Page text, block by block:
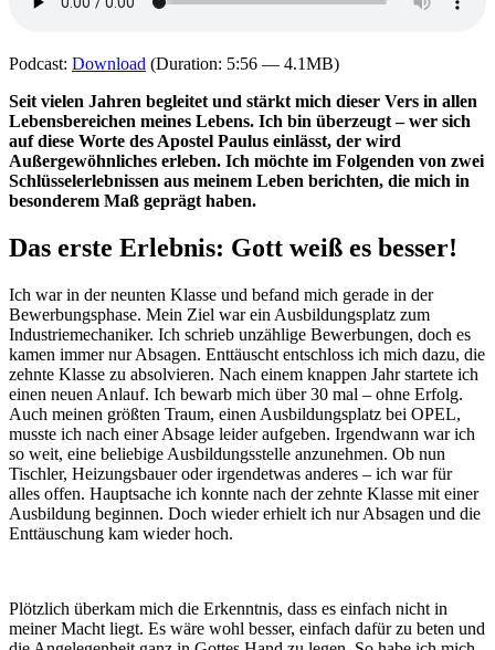
Podcast: Download (Duration: 5:56 — 4.1MB)
Seit vielen Jahren begleitet und stärkt mich dieser Vers in allen
Lebensbereichen meines Lebens. Ich bin überzeugt – wer sich
auf diese Worte des Apostel Paulus einlässt, der wird
Außergewöhnliches erleben. Ich möchte im Folgenden von zwei
Schlüsselerlebnissen aus meinem Leben berichten, die mich in
besonderem Maß geprägt haben.
Das erste Erlebnis: Gott weiß es besser!
Ich war in der neunten Klasse und befand mich gerade in der
Bewerbungsphase. Mein Ziel war ein Ausbildungsplatz zum
Industriemechaniker. Ich schrieb unzählige Bewerbungen, doch es
kamen immer nur Absagen. Enttäuscht entschloss ich mich dazu, die
zehnte Klasse zu absolvieren. Nach einem knappen Jahr startete ich
einen neuen Anlauf. Ich bewarb mich über 30 mal – ohne Erfolg.
Auch meinen größten Traum, einen Ausbildungsplatz bei OPEL,
musste ich nach einer Absage leider aufgeben. Irgendwann war ich
so weit, eine beliebige Ausbildungsstelle anzunehmen. Ob nun
Tischler, Heizungsbauer oder irgendetwas anderes – ich war für
alles offen. Hauptsache ich konnte nach der zehnte Klasse mit einer
Ausbildung beginnen. Doch wieder erhielt ich nur Absagen und die
Enttäuschung kam wieder hoch.
Plötzlich überkam mich die Erkenntnis, dass es einfach nicht in
meiner Macht liegt. Es wäre wohl besser, einfach dafür zu beten und